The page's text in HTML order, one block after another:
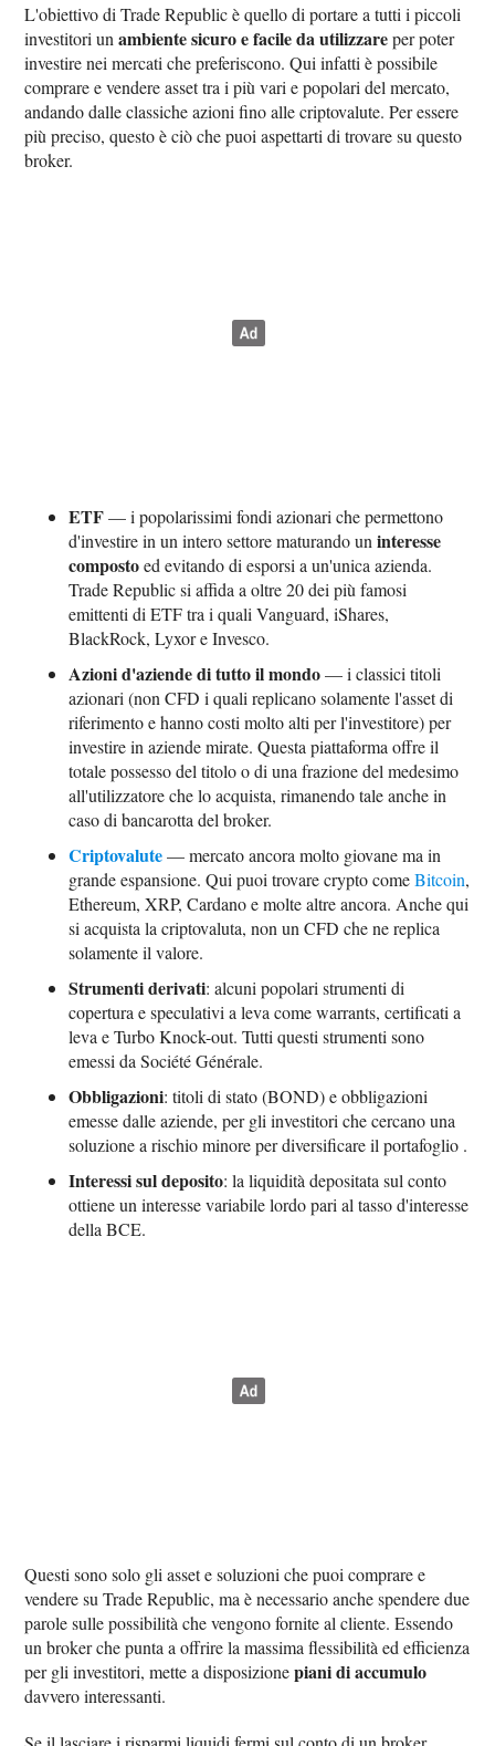
L'obiettivo di Trade Republic è quello di portare a tutti i piccoli
investitori unambiente sicuro e facile da utilizzareper poter
investire nei mercati che preferiscono. Qui infatti è possibile
comprare e vendere asset tra i più vari e popolari del mercato,
andando dalle classiche azioni fino alle criptovalute. Per essere
più preciso, questo è ciò che puoi aspettarti di trovare su questo
broker.
ETF— i popolarissimi fondi azionari che permettono
d'investire in un intero settore maturando uninteresse
compostoed evitando di esporsi a un'unica azienda.
Trade Republic si affida a oltre 20 dei più famosi
emittenti di ETF tra i quali Vanguard, iShares,
BlackRock, Lyxor e Invesco.
Azioni d'aziende di tutto il mondo— i classici titoli
azionari (non CFD i quali replicano solamente l'asset di
riferimento e hanno costi molto alti per l'investitore) per
investire in aziende mirate. Questa piattaforma offre il
totale possesso del titolo o di una frazione del medesimo
all'utilizzatore che lo acquista, rimanendo tale anche in
caso di bancarotta del broker.
Criptovalute— mercato ancora molto giovane ma in
grande espansione. Qui puoi trovare crypto comeBitcoin,
Ethereum, XRP, Cardano e molte altre ancora. Anche qui
si acquista la criptovaluta, non un CFD che ne replica
solamente il valore.
Strumenti derivati: alcuni popolari strumenti di
copertura e speculativi a leva come warrants, certificati a
leva e Turbo Knock-out. Tutti questi strumenti sono
emessi da Société Générale.
Obbligazioni: titoli di stato (BOND) e obbligazioni
emesse dalle aziende, per gli investitori che cercano una
soluzione a rischio minore per diversificare il portafoglio .
Interessi sul deposito: la liquidità depositata sul conto
ottiene un interesse variabile lordo pari al tasso d'interesse
della BCE.
Questi sono solo gli asset e soluzioni che puoi comprare e
vendere su Trade Republic, ma è necessario anche spendere due
parole sulle possibilità che vengono fornite al cliente. Essendo
un broker che punta a offrire la massima flessibilità ed efficienza
per gli investitori, mette a disposizionepiani di accumulo
davvero interessanti.